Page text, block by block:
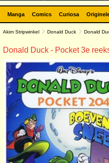
Manga Comics Curiosa
Akim Stripwinkel Donald Duck Donald
Donald Duck - Pocket 3e